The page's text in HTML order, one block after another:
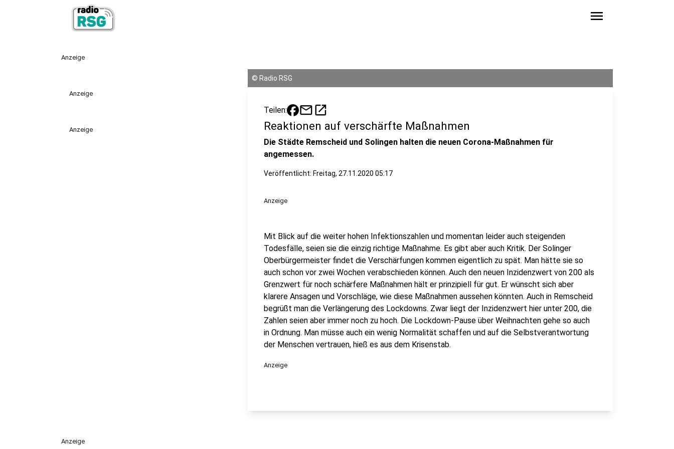
menu
Anzeige
Anzeige
Anzeige
© Radio RSG
Teilen: mailopen_in_new
Reaktionen auf verschärfte Maßnahmen
Die Städte Remscheid und Solingen halten die neuen Corona-Maßnahmen für
angemessen.
Veröffentlicht: Freitag, 27.11.2020 05:17
Anzeige
Mit Blick auf die weiter hohen Infektionszahlen und momentan leider auch steigenden
Todesfälle, seien sie die einzig richtige Maßnahme. Es gibt aber auch Kritik. Der Solinger
Oberbürgermeister findet die Verschärfungen kommen eigentlich zu spät. Man hätte sie so
auch schon vor zwei Wochen verabschieden können. Auch den neuen Inzidenzwert von 200 als
Grenzwert für noch schärfere Maßnahmen hält er prinzipiell für gut. Er wünscht sich aber
klarere Ansagen und Vorschläge, wie diese Maßnahmen aussehen könnten. Auch in Remscheid
begrüßt man die Verlängerung des Lockdowns. Zwar liegt der Inzidenzwert hier unter 200, die
Zahlen seien aber immer noch zu hoch. Die Lockdown-Pause über Weihnachten gehe so auch
in Ordnung. Man müsse auch ein wenig Normalität schaffen und auf die Selbstverantwortung
der Menschen vertrauen, hieß es aus dem Krisenstab.
Anzeige
Anzeige